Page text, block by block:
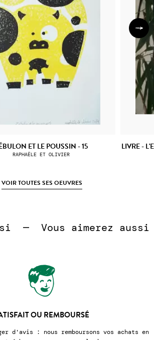
ET LE POUSSIN - 15
RAPHAËLE ET OLIVIER
LIVRE -
VOIR TOUTES SES OEUVRES
— Vous aimerez aussi
OU REMBOURSÉ
nous remboursons vos achats en
Nous